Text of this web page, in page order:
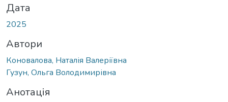
Дата
2025
Автори
Коновалова, Наталія Валеріївна
Гузун, Ольга Володимирівна
Анотація